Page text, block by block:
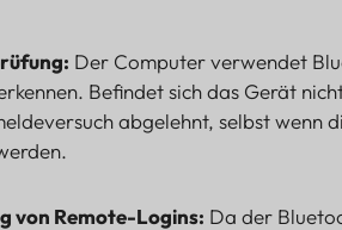
Der Computer verwendet
Befindet sich das Gerät
abgelehnt, selbst wenn
von Remote-Logins: Da der